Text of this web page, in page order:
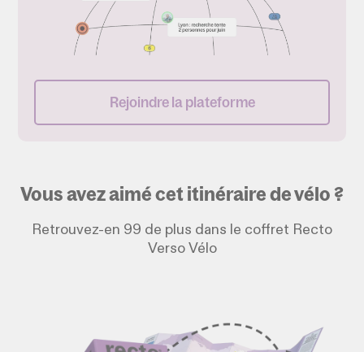
Rejoindre la plateforme
Vous avez aimé cet itinéraire de vélo ?
Retrouvez-en 99 de plus dans le coffret Recto
Verso Vélo